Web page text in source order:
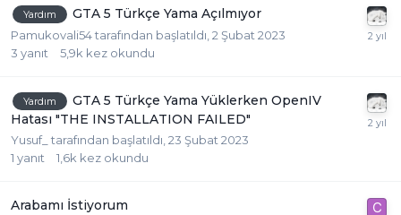
Yardım GTA 5 Türkçe Yama Açılmıyor
Pamukovali54tarafından başlatıldı, 2 Şubat 2023
3 yanıt 5,9k kez okundu
Yardım
GTA 5 Türkçe Yama Yüklerken OpenIV
Hatası "THE INSTALLATION FAILED"
Yusuf_ tarafından başlatıldı,23 Şubat 2023
1 yanıt 1,6k kez okundu
Arabamı İstiyorum